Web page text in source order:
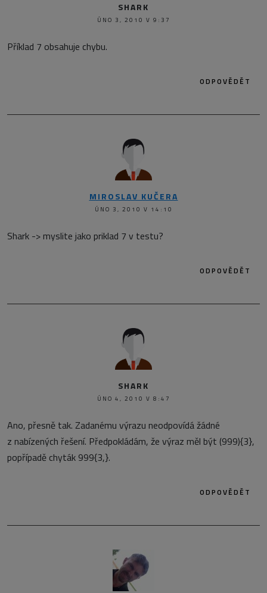
SHARK
ÚNO 3, 2010 V 9:37
Příklad 7 obsahuje chybu.
ODPOVĚDĚT
MIROSLAV KUČERA
ÚNO 3, 2010 V 14:10
Shark -> myslite jako priklad 7 v testu?
ODPOVĚDĚT
SHARK
ÚNO 4, 2010 V 8:47
Ano, přesně tak. Zadanému výrazu neodpovídá žádné
z nabízených řešení. Předpokládám, že výraz měl být (999){3},
popřípadě chyták 999{3,}.
ODPOVĚDĚT